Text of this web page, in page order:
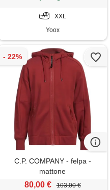
XXL
Yoox
C.P. COMPANY - felpa -
mattone
80,00 € 103,00 €